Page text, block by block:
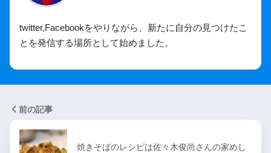
twitter,Facebookをやりながら、新たに自分の見つけたこ
とを発信する場所として始めました。
前の記事
焼きそばのレシピは佐々木俊尚さんの家めし